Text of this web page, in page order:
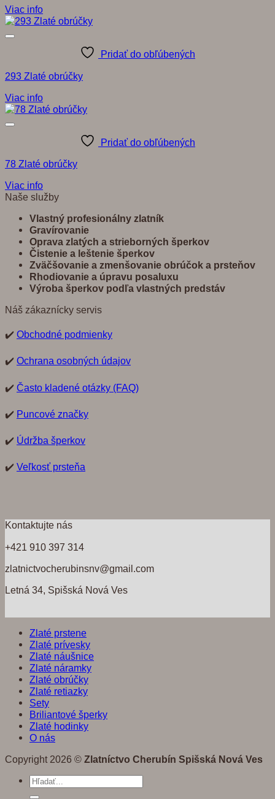
Viac info
Pridať do obľúbených
293 Zlaté obrúčky
Viac info
Pridať do obľúbených
78 Zlaté obrúčky
Viac info
Naše služby
Vlastný profesionálny zlatník
Gravírovanie
Oprava zlatých a strieborných šperkov
Čistenie a leštenie šperkov
Zväčšovanie a zmenšovanie obrúčok a prsteňov
Rhodiovanie a úpravu posaluxu
Výroba šperkov podľa vlastných predstáv
Náš zákaznícky servis
✔️ Obchodné podmienky
✔️ Ochrana osobných údajov
✔️ Často kladené otázky (FAQ)
✔️ Puncové značky
✔️ Údržba šperkov
✔️ Veľkosť prsteňa
Kontaktujte nás
+421 910 397 314
zlatnictvocherubinsnv@gmail.com
Letná 34, Spišská Nová Ves
Zlaté prstene
Zlaté prívesky
Zlaté náušnice
Zlaté náramky
Zlaté obrúčky
Zlaté retiazky
Sety
Briliantové šperky
Zlaté hodinky
O nás
Copyright 2026 © Zlatníctvo Cherubín Spišská Nová Ves
Hľadať: